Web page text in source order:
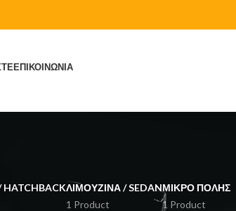
ΕΠΙΚΟΙΝΩΝΙΑ
ΛΙΜΟΥΖΊΝΑ / SEDAN
1 Product
ΜΙΚΡΌ ΠΌΛΗΣ
1 Product